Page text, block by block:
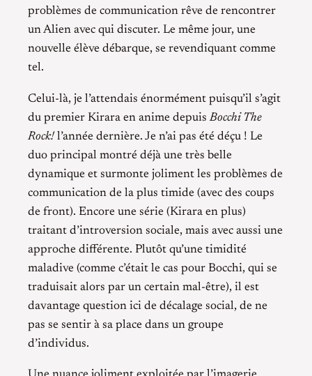
problèmes de communication rêve de rencontrer
un Alien avec qui discuter. Le même jour, une
nouvelle élève débarque, se revendiquant comme
tel.
Celui-là, je l’attendais énormément puisqu’il s’agit
du premier Kirara en anime depuisBocchi The
Rock! l’année dernière. Je n’ai pas été déçu ! Le
duo principal montré déjà une très belle
dynamique et surmonte joliment les problèmes de
communication de la plus timide (avec des coups
de front). Encore une série (Kirara en plus)
traitant d’introversion sociale, mais avec aussi une
approche différente. Plutôt qu’une timidité
maladive (comme c’était le cas pour Bocchi, qui se
traduisait alors par un certain mal-être), il est
davantage question ici de décalage social, de ne
pas se sentir à sa place dans un groupe
d’individus.